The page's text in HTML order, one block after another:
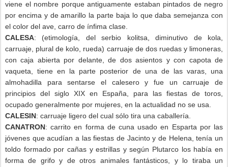
viene el nombre porque antiguamente estaban pintados de negro
por encima y de amarillo la parte baja lo que daba semejanza con
el color del ave, carro de ínfima clase.
CALESA: (etimología, del serbio kolitsa, diminutivo de kola,
carruaje, plural de kolo, rueda) carruaje de dos ruedas y limoneras,
con caja abierta por delante, de dos asientos y con capota de
vaqueta, tiene en la parte posterior de una de las varas, una
almohadilla para sentarse el calesero y fue un carruaje de
principios del siglo XIX en España, para las fiestas de toros,
ocupado generalmente por mujeres, en la actualidad no se usa.
CALESIN: carruaje ligero del cual sólo tira una caballería.
CANATRON: carrito en forma de cuna usado en Esparta por las
jóvenes que acudían a las fiestas de Jacinto y de Helena, tenía un
toldo formado por cañas y estrillas y según Plutarco los había en
forma de grifo y de otros animales fantásticos, y lo tiraba un